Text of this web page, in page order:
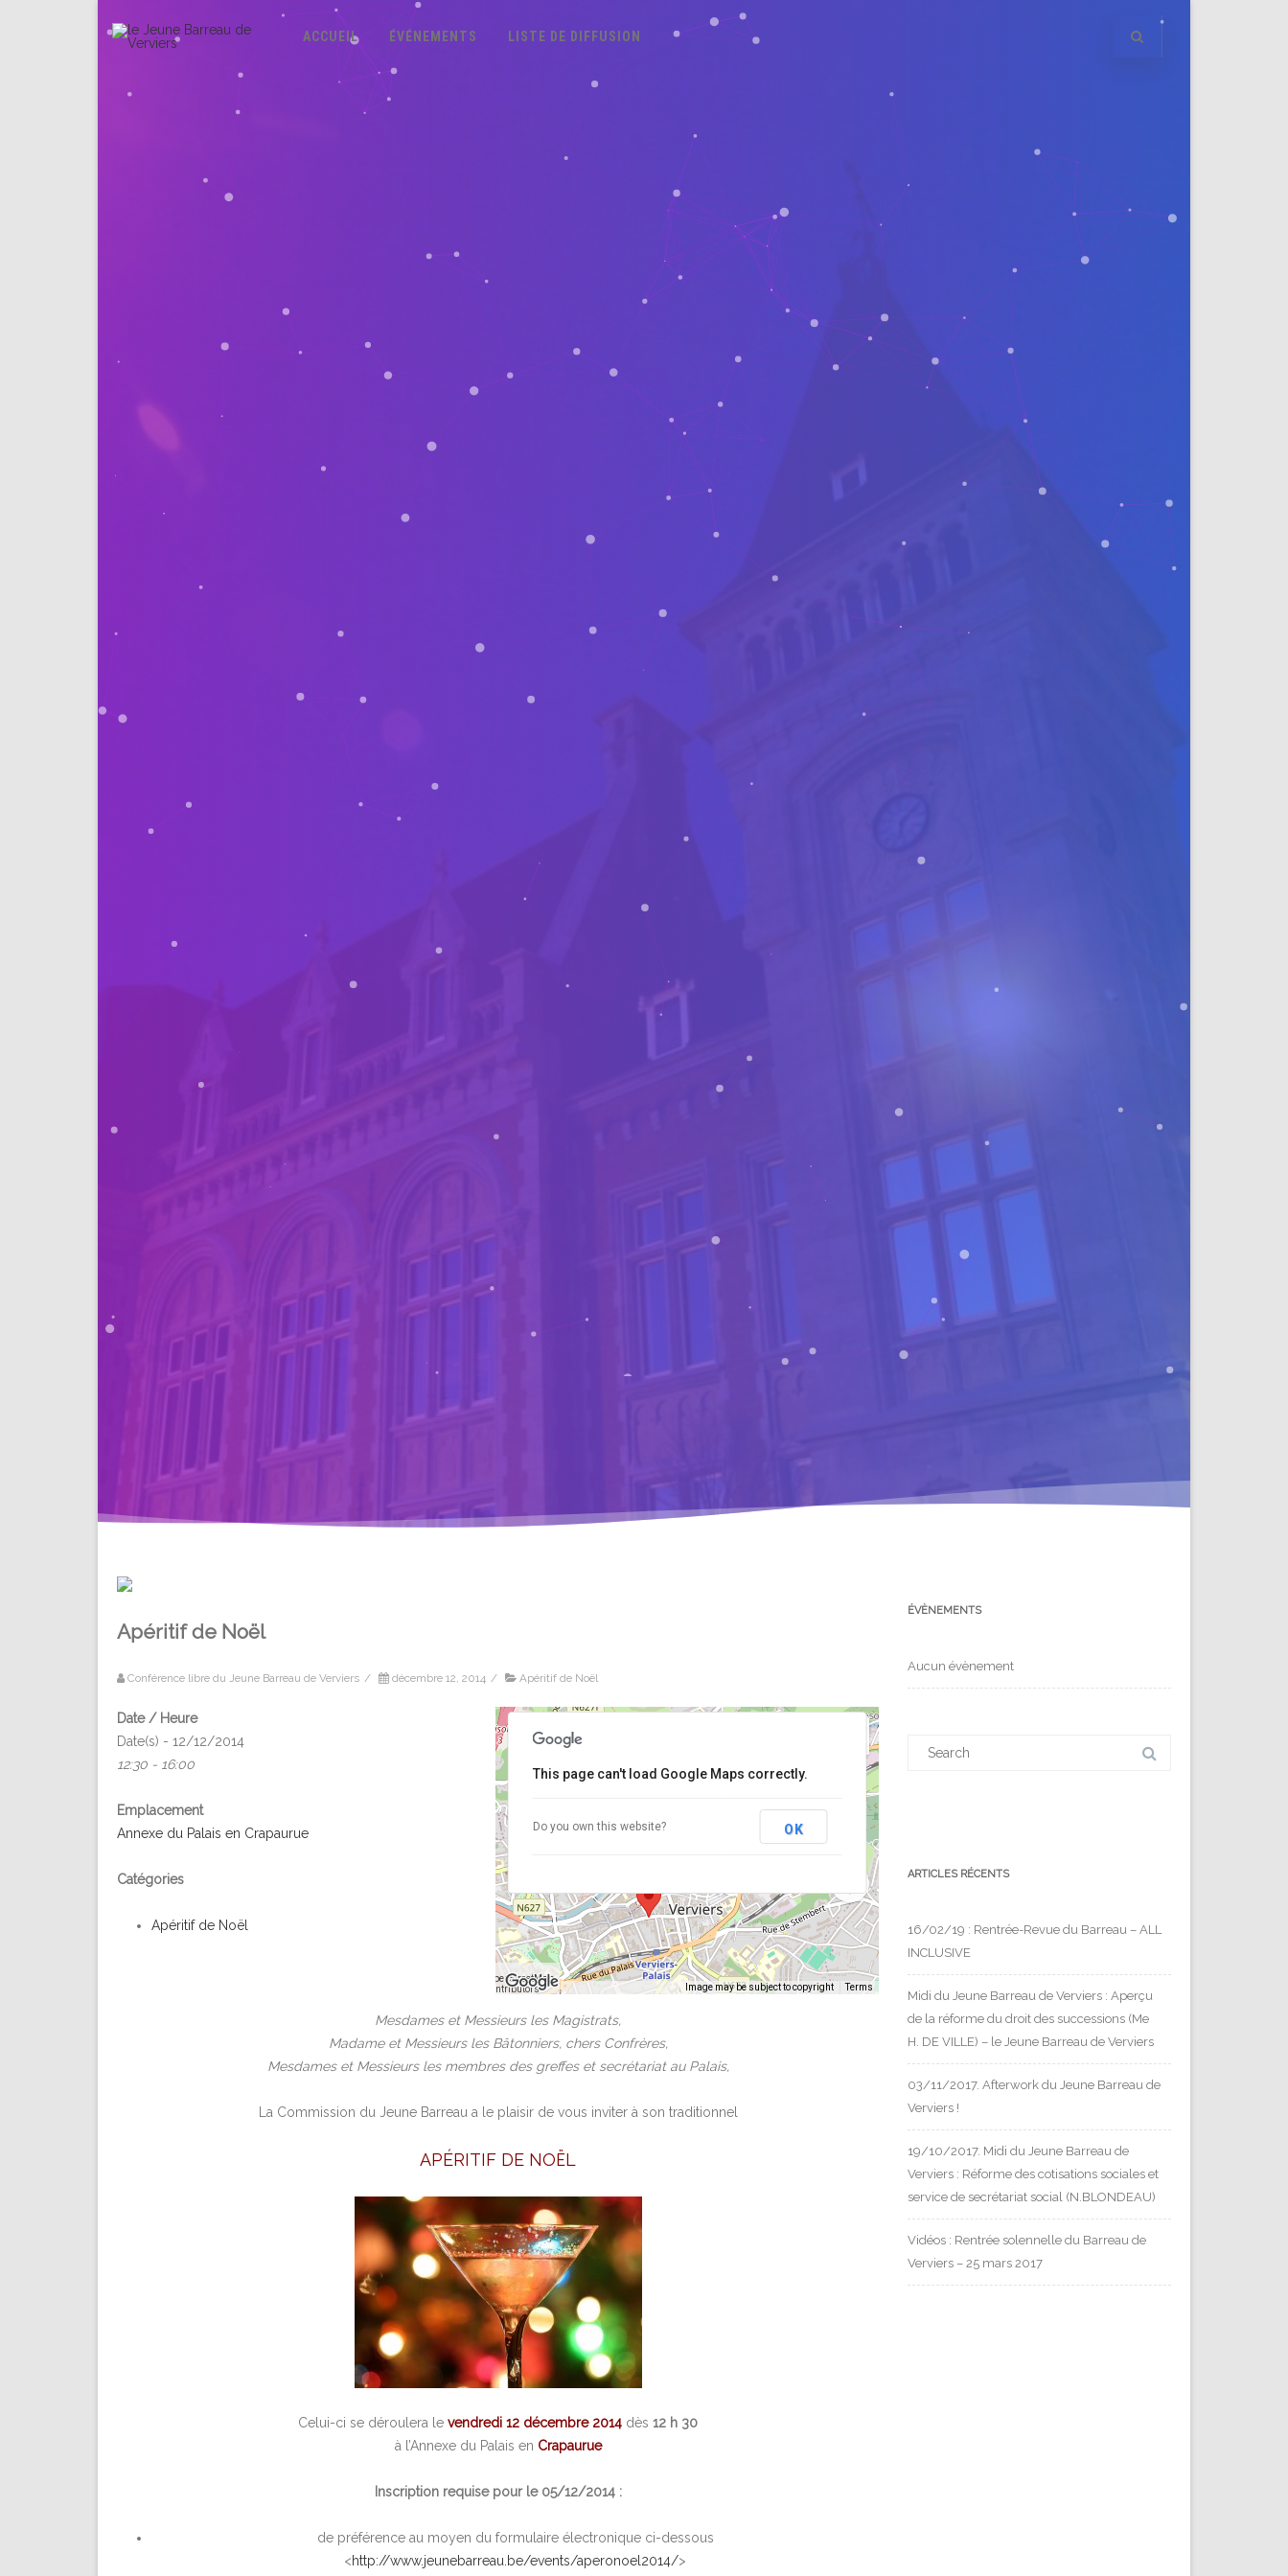
ACCUEIL ÉVÉNEMENTS LISTE DE DIFFUSION
Apéritif de Noël
Conférence libre du Jeune Barreau de Verviers / décembre 12, 2014 / Apéritif de Noël
Annexe du Palais en Crapaurue
Crapaurue 123 - Verviers
OpenStreetMap
contributors
Image may be subject to copyright Terms
This page can't load Google Maps correctly.
Do you own this website? OK
Date / Heure
Date(s) - 12/12/2014
12:30 - 16:00
Emplacement
Annexe du Palais en Crapaurue
Catégories
Apéritif de Noël
Mesdames et Messieurs les Magistrats,
Madame et Messieurs les Bâtonniers, chers Confrères,
Mesdames et Messieurs les membres des greffes et secrétariat au Palais,
La Commission du Jeune Barreau a le plaisir de vous inviter à son traditionnel
APÉRITIF DE NOËL
Celui-ci se déroulera le vendredi 12 décembre 2014 dès 12 h 30
à l’Annexe du Palais en Crapaurue
Inscription requise pour le 05/12/2014 :
de préférence au moyen du formulaire électronique ci-dessous
<http://www.jeunebarreau.be/events/aperonoel2014/>
ÉVÈNEMENTS
Aucun évènement
ARTICLES RÉCENTS
16/02/19 : Rentrée-Revue du Barreau – ALL
INCLUSIVE
Midi du Jeune Barreau de Verviers : Aperçu
de la réforme du droit des successions (Me
H. DE VILLE) – le Jeune Barreau de Verviers
03/11/2017. Afterwork du Jeune Barreau de
Verviers !
19/10/2017. Midi du Jeune Barreau de
Verviers : Réforme des cotisations sociales et
service de secrétariat social (N.BLONDEAU)
Vidéos : Rentrée solennelle du Barreau de
Verviers – 25 mars 2017